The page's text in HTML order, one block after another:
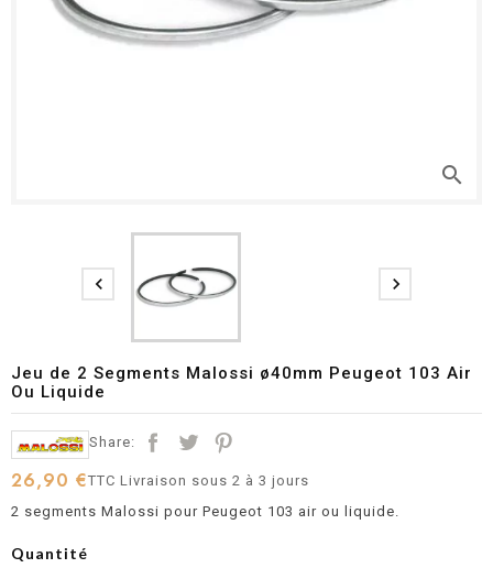
search
 
Jeu de 2 Segments Malossi ø40mm Peugeot 103 Air
Ou Liquide
Share:
26,90 €TTC Livraison sous 2 à 3 jours
2 segments Malossi pour Peugeot 103 air ou liquide.
Quantité